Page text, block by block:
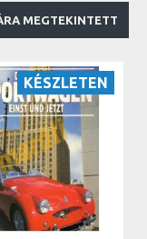
MEGTEKINTETT
KÉSZLETEN